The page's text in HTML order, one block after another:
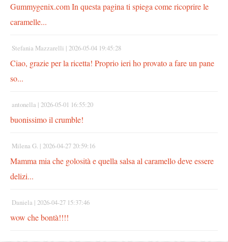
Gummygenix.com In questa pagina ti spiega come ricoprire le
caramelle...
Stefania Mazzarelli | 2026-05-04 19:45:28
Ciao, grazie per la ricetta! Proprio ieri ho provato a fare un pane
so...
antonella | 2026-05-01 16:55:20
buonissimo il crumble!
Milena G. | 2026-04-27 20:59:16
Mamma mia che golosità e quella salsa al caramello deve essere
delizi...
Daniela | 2026-04-27 15:37:46
wow che bontà!!!!